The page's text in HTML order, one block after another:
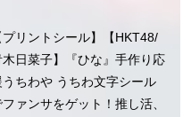
プリントシール】【HKT48/
木日菜子】『ひな』手作り応
うちわや うちわ文字シール
ファンサをゲット！推し活、